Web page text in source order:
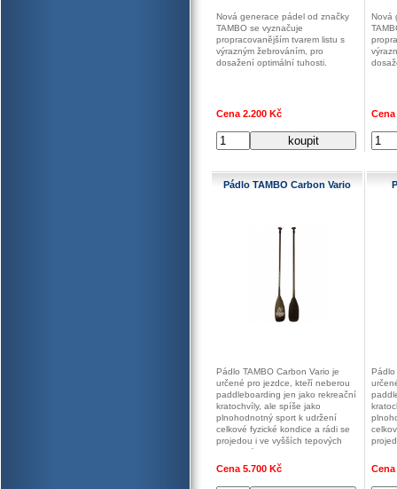
Nová generace pádel od značky
TAMBO se vyznačuje
propracovanějším tvarem listu s
výrazným žebrováním, pro
dosažení optimální tuhosti.
Cena 2.200 Kč
Nová
Cena
Pádlo TAMBO Carbon Vario
Pádlo TAMBO Carbon Vario je
určené pro jezdce, kteří neberou
paddleboarding jen jako rekreační
kratochvíly, ale spíše jako
plnohodnotný sport k udržení
celkové fyzické kondice a rádi se
projedou i ve vyšších tepových
frekvencích.
Cena 5.700 Kč
Pádlo
Cena